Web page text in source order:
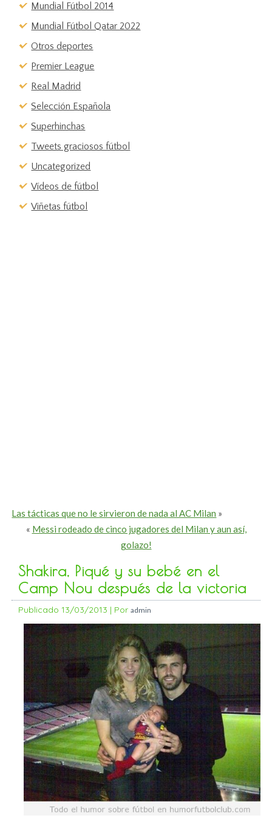
Mundial Fútbol 2014
Mundial Fútbol Qatar 2022
Otros deportes
Premier League
Real Madrid
Selección Española
Superhinchas
Tweets graciosos fútbol
Uncategorized
Vídeos de fútbol
Viñetas fútbol
Las tácticas que no le sirvieron de nada al AC Milan »
« Messi rodeado de cinco jugadores del Milan y aun así,
golazo!
Shakira, Piqué y su bebé en el
Camp Nou después de la victoria
Publicado 13/03/2013 | Por admin